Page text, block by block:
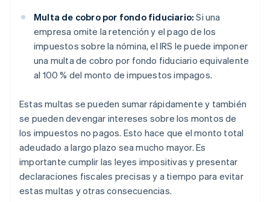
Multa de cobro por fondo fiduciario: Si una
empresa omite la retención y el pago de los
impuestos sobre la nómina, el IRS le puede imponer
una multa de cobro por fondo fiduciario equivalente
al 100 % del monto de impuestos impagos.
Estas multas se pueden sumar rápidamente y también
se pueden devengar intereses sobre los montos de
los impuestos no pagos. Esto hace que el monto total
adeudado a largo plazo sea mucho mayor. Es
importante cumplir las leyes impositivas y presentar
declaraciones fiscales precisas y a tiempo para evitar
estas multas y otras consecuencias.